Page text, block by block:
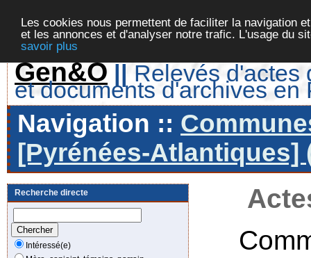
Les cookies nous permettent de faciliter la navigation
et les annonces et d'analyser notre trafic. L'usage du
savoir plus
Gen&O || Relevés d'actes
et documents d'archives en
Navigation ::
[Pyrénées-Atlantiques]
Recherche directe
Intéressé(e)